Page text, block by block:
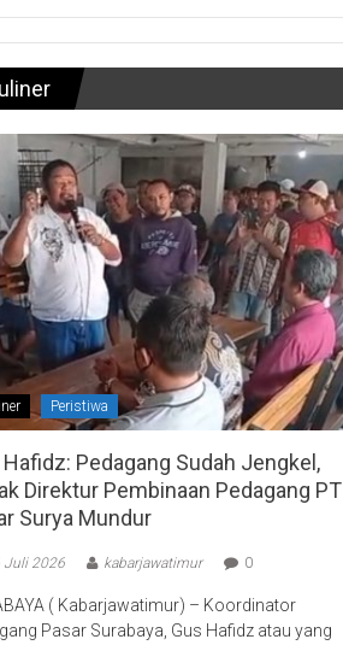
Peristiwa
Hafidz: Pedagang Sudah Jengkel,
Direktur Pembinaan Pedagang PT
Surya Mundur
Juli 2026 kabarjawatimur 0
( Kabarjawatimur) – Koordinator
Pasar Surabaya, Gus Hafidz atau yang